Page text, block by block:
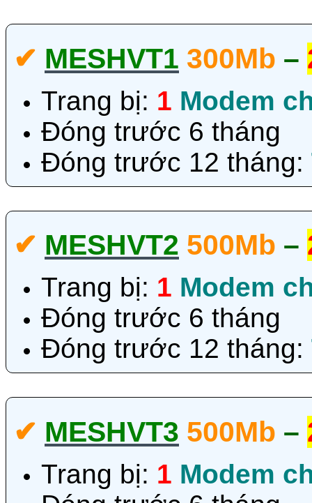
✔‎ MESHVT1 300Mb –
Trang bị: 1 Modem
Đóng trước 6 tháng
Đóng trước 12 tháng:
✔‎ MESHVT2 500Mb –
Trang bị: 1 Modem
Đóng trước 6 tháng
Đóng trước 12 tháng:
✔‎ MESHVT3 500Mb –
Trang bị: 1 Modem